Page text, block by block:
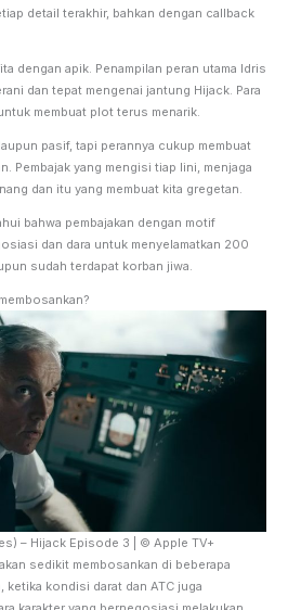
detail terakhir, bahkan dengan callback
dengan apik. Penampilan peran utama Idris
dan tepat mengenai jantung Hijack. Para
membuat plot terus menarik.
pasif, tapi perannya cukup membuat
Pembajak yang mengisi tiap lini, menjaga
dan itu yang membuat kita gregetan.
bahwa pembajakan dengan motif
dan dara untuk menyelamatkan 200
sudah terdapat korban jiwa.
– Hijack Episode 3 | © Apple TV+
sedikit membosankan di beberapa
ketika kondisi darat dan ATC juga